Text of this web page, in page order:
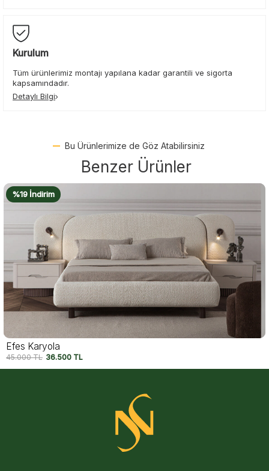
Kurulum
Tüm ürünlerimiz montajı yapılana kadar garantili ve sigorta
kapsamındadır.
Detaylı Bilgi
Bu Ürünlerimize de Göz Atabilirsiniz
Benzer Ürünler
%17 İndirim
Sina Karyola
45.000TL 37.500TL